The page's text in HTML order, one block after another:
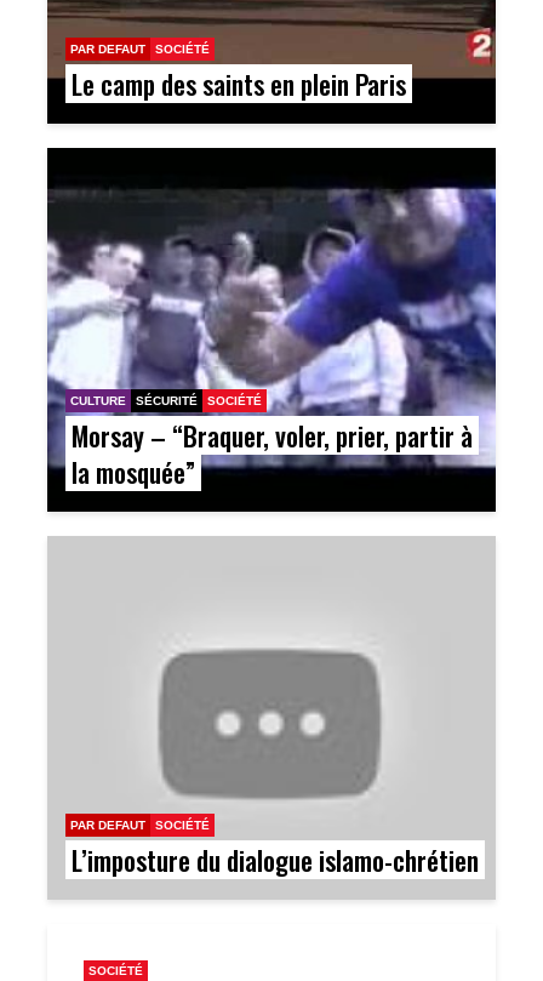
PAR DEFAUT SOCIÉTÉ
Le camp des saints en plein Paris
CULTURE SÉCURITÉ SOCIÉTÉ
Morsay – “Braquer, voler, prier, partir à
la mosquée”
PAR DEFAUT SOCIÉTÉ
L’imposture du dialogue islamo-chrétien
SOCIÉTÉ